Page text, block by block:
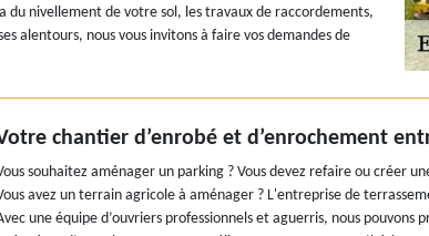
du nivellement de votre sol, les travaux de raccordements,
alentours, nous vous invitons à faire vos demandes de
chantier d’enrobé et d’enrochement
souhaitez aménager un parking ? Vous devez refaire ou créer
avez un terrain agricole à aménager ? L'entreprise de
une équipe d’ouvriers professionnels et aguerris, nous